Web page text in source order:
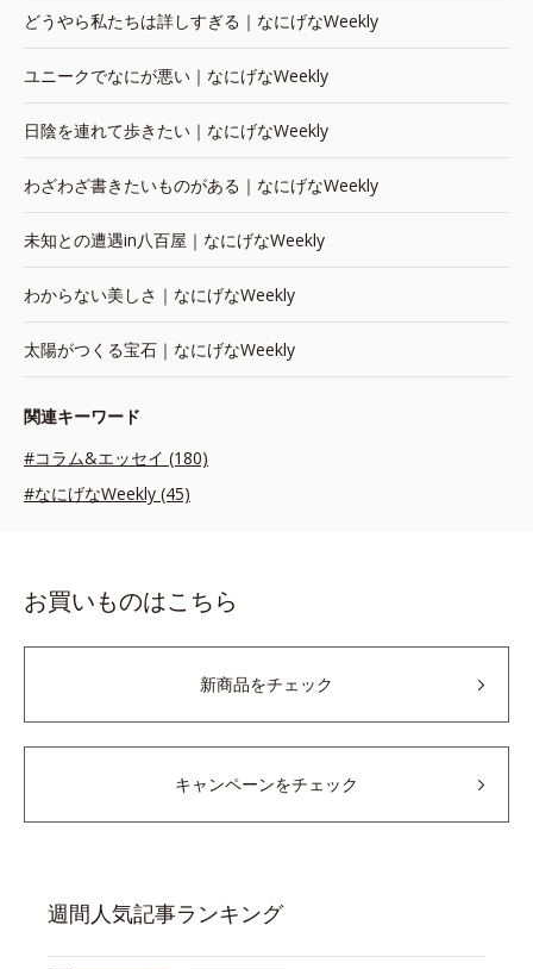
どうやら私たちは詳しすぎる｜なにげなWeekly
ユニークでなにが悪い｜なにげなWeekly
日陰を連れて歩きたい｜なにげなWeekly
わざわざ書きたいものがある｜なにげなWeekly
未知との遭遇in八百屋｜なにげなWeekly
わからない美しさ｜なにげなWeekly
太陽がつくる宝石｜なにげなWeekly
関連キーワード
#コラム&エッセイ (180)
#なにげなWeekly (45)
お買いものはこちら
新商品をチェック
キャンペーンをチェック
週間人気記事ランキング